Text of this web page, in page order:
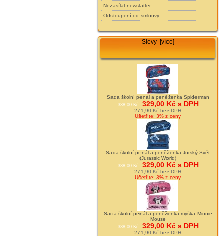
Nezasílat newslatter
Odstoupení od smlouvy
Slevy [více]
Sada školní penál a peněženka Spiderman
338,00 Kč 329,00 Kč s DPH
271,90 Kč bez DPH
Ušetříte: 3% z ceny
Sada školní penál a peněženka Jurský Svět
(Jurassic World)
338,00 Kč 329,00 Kč s DPH
271,90 Kč bez DPH
Ušetříte: 3% z ceny
Sada školní penál a peněženka myška Minnie
Mouse
338,00 Kč 329,00 Kč s DPH
271,90 Kč bez DPH